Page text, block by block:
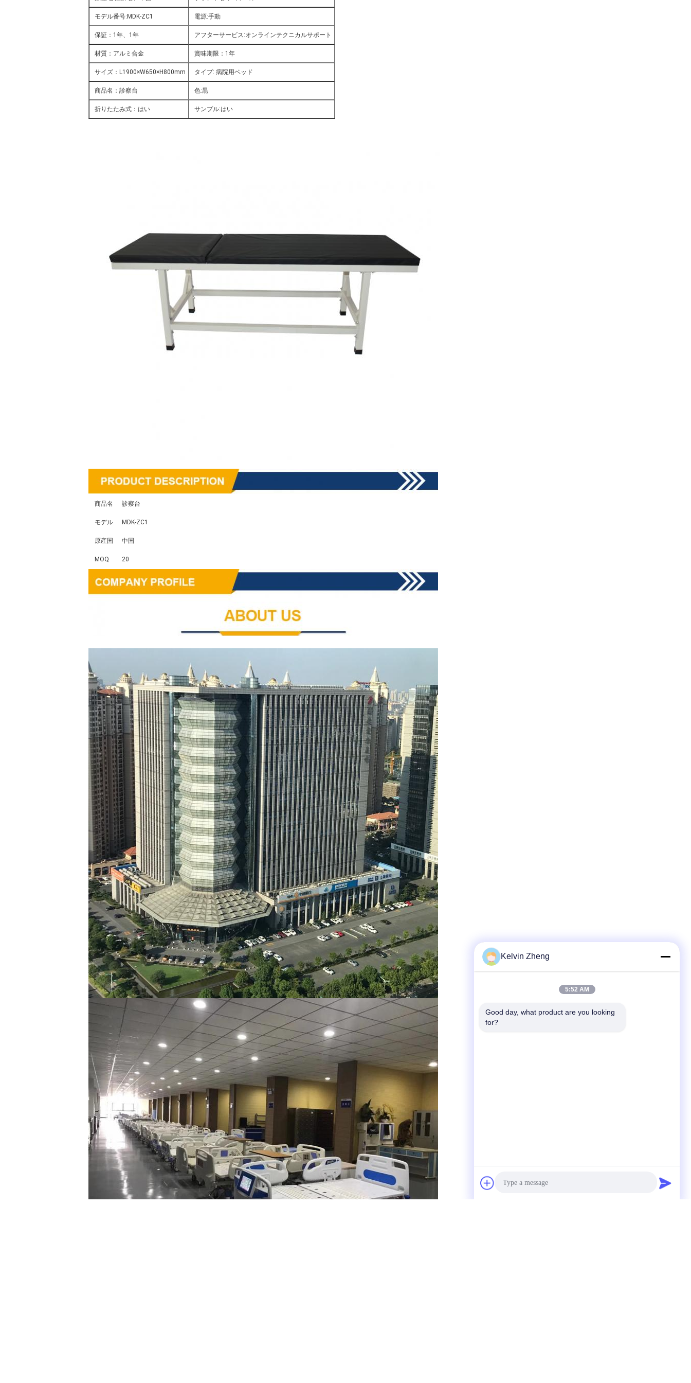
モデル番号:MDK-ZC1 電源:手動
保証：1年、1年 アフターサービス:オンラインテクニカルサポート
材質：アルミ合金 賞味期限：1年
サイズ：L1900×W650×H800mm タイプ: 病院用ベッド
商品名：診察台 色:黒
折りたたみ式：はい サンプル:はい
商品名 診察台
モデル MDK-ZC1
原産国 中国
MOQ 20
Kelvin Zheng
5:52 AM
Good day, what product are you looking
for?